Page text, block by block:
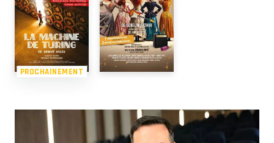
PROCHAINEMENT